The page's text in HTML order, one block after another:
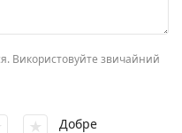
Використовуйте звичайний
Добре